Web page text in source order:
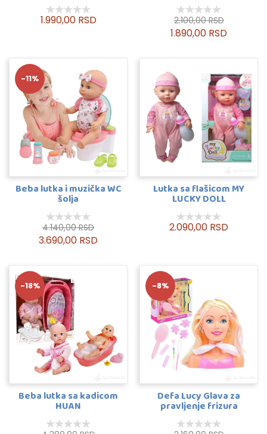
1.990,00 RSD 2.100,00 RSD
1.890,00 RSD
-11%
Beba lutka i muzička WC
šolja
4.140,00 RSD
3.690,00 RSD
Lutka sa flašicom MY
LUCKY DOLL
2.090,00 RSD
-18%
Beba lutka sa kadicom
HUAN
-8%
Defa Lucy Glava za
pravljenje frizura